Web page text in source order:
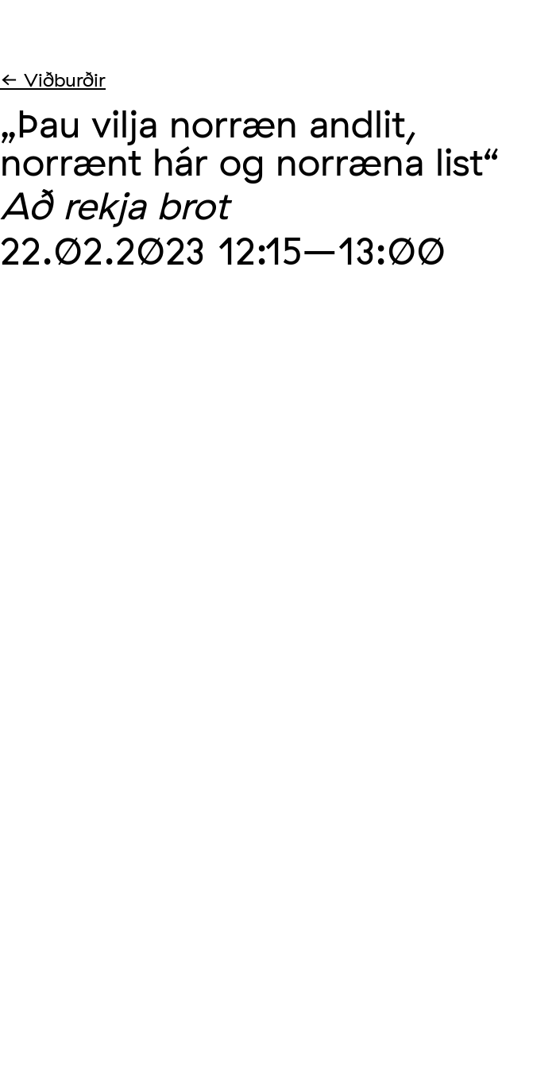
← Viðburðir
„Þau vilja norræn andlit,
norrænt hár og norræna list“
Að rekja brot
22.02.2023 12:15–13:00